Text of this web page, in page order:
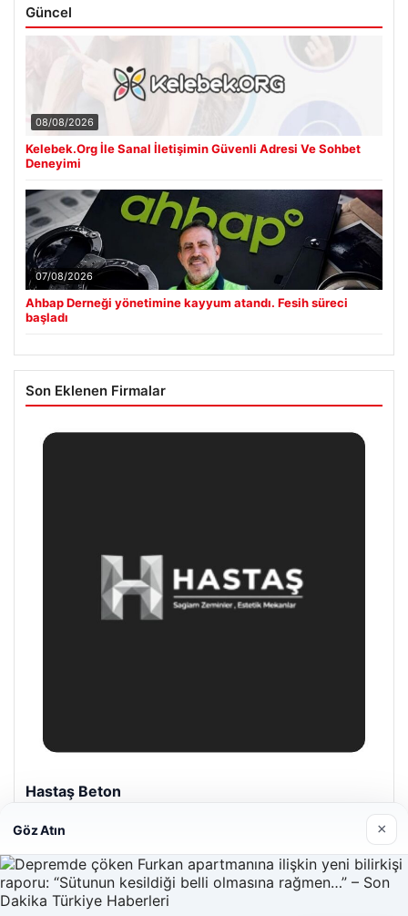
Güncel
08/08/2026
Kelebek.Org İle Sanal İletişimin Güvenli Adresi Ve Sohbet
Deneyimi
07/08/2026
Ahbap Derneği yönetimine kayyum atandı. Fesih süreci
başladı
Son Eklenen Firmalar
Hastaş Beton
Göz Atın ×